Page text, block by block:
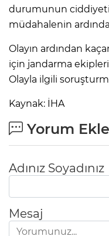
durumunun
müdahalenin
Olayın ardından
için jandarma ekipleri
Olayla ilgili
Kaynak: İHA
Yorum Ekle
Adınız Soyadınız
Mesaj